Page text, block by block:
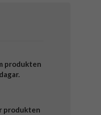
produkten
produkten